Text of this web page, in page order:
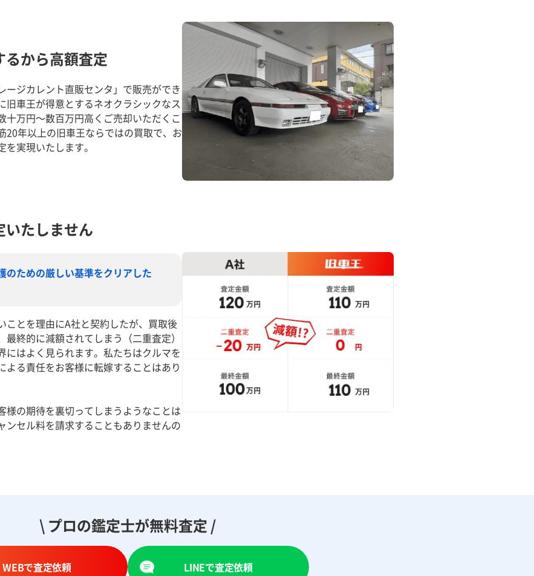
から高額査定
ージカレント直販センタ」で販売ができ
旧車王が得意とするネオクラシックなス
十万円～数百万円高くご売却いただくこ
20年以上の旧車王ならではの買取で、お
実現いたします。
いたしません
のための厳しい基準をクリアした
ことを理由にA社と契約したが、買取後
終的に減額されてしまう（二重査定）
にはよく見られます。私たちはクルマを
る責任をお客様に転嫁することはあり
様の期待を裏切ってしまうようなことは
ンセル料を請求することもありませんの
\ プロの鑑定士が無料査定 /
WEBで査定依頼 LINEで査定依頼